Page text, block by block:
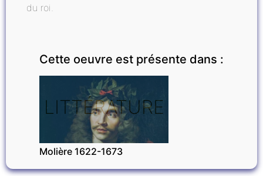
du roi.
Cette oeuvre est présente dans :
LITTÉRATURE
Molière 1622-1673